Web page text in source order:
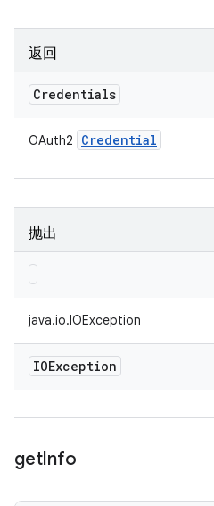
返回
Credentials
OAuth2 Credential
抛出
java.io.IOException
IOException
getInfo